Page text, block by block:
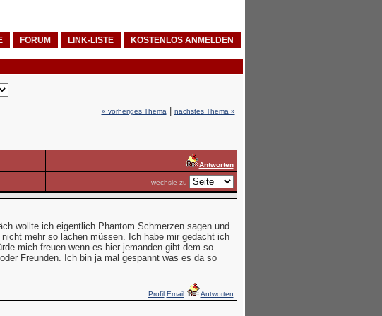
FORUM LINK-LISTE KOSTENLOS ANMELDEN
« vorheriges Thema| nächstes Thema »
Antworten
wechsle zu
wollte ich eigentlich Phantom Schmerzen sagen und
mehr so lachen müssen. Ich habe mir gedacht ich
mich freuen wenn es hier jemanden gibt dem so
Freunden. Ich bin ja mal gespannt was es da so
Profil Email Antworten